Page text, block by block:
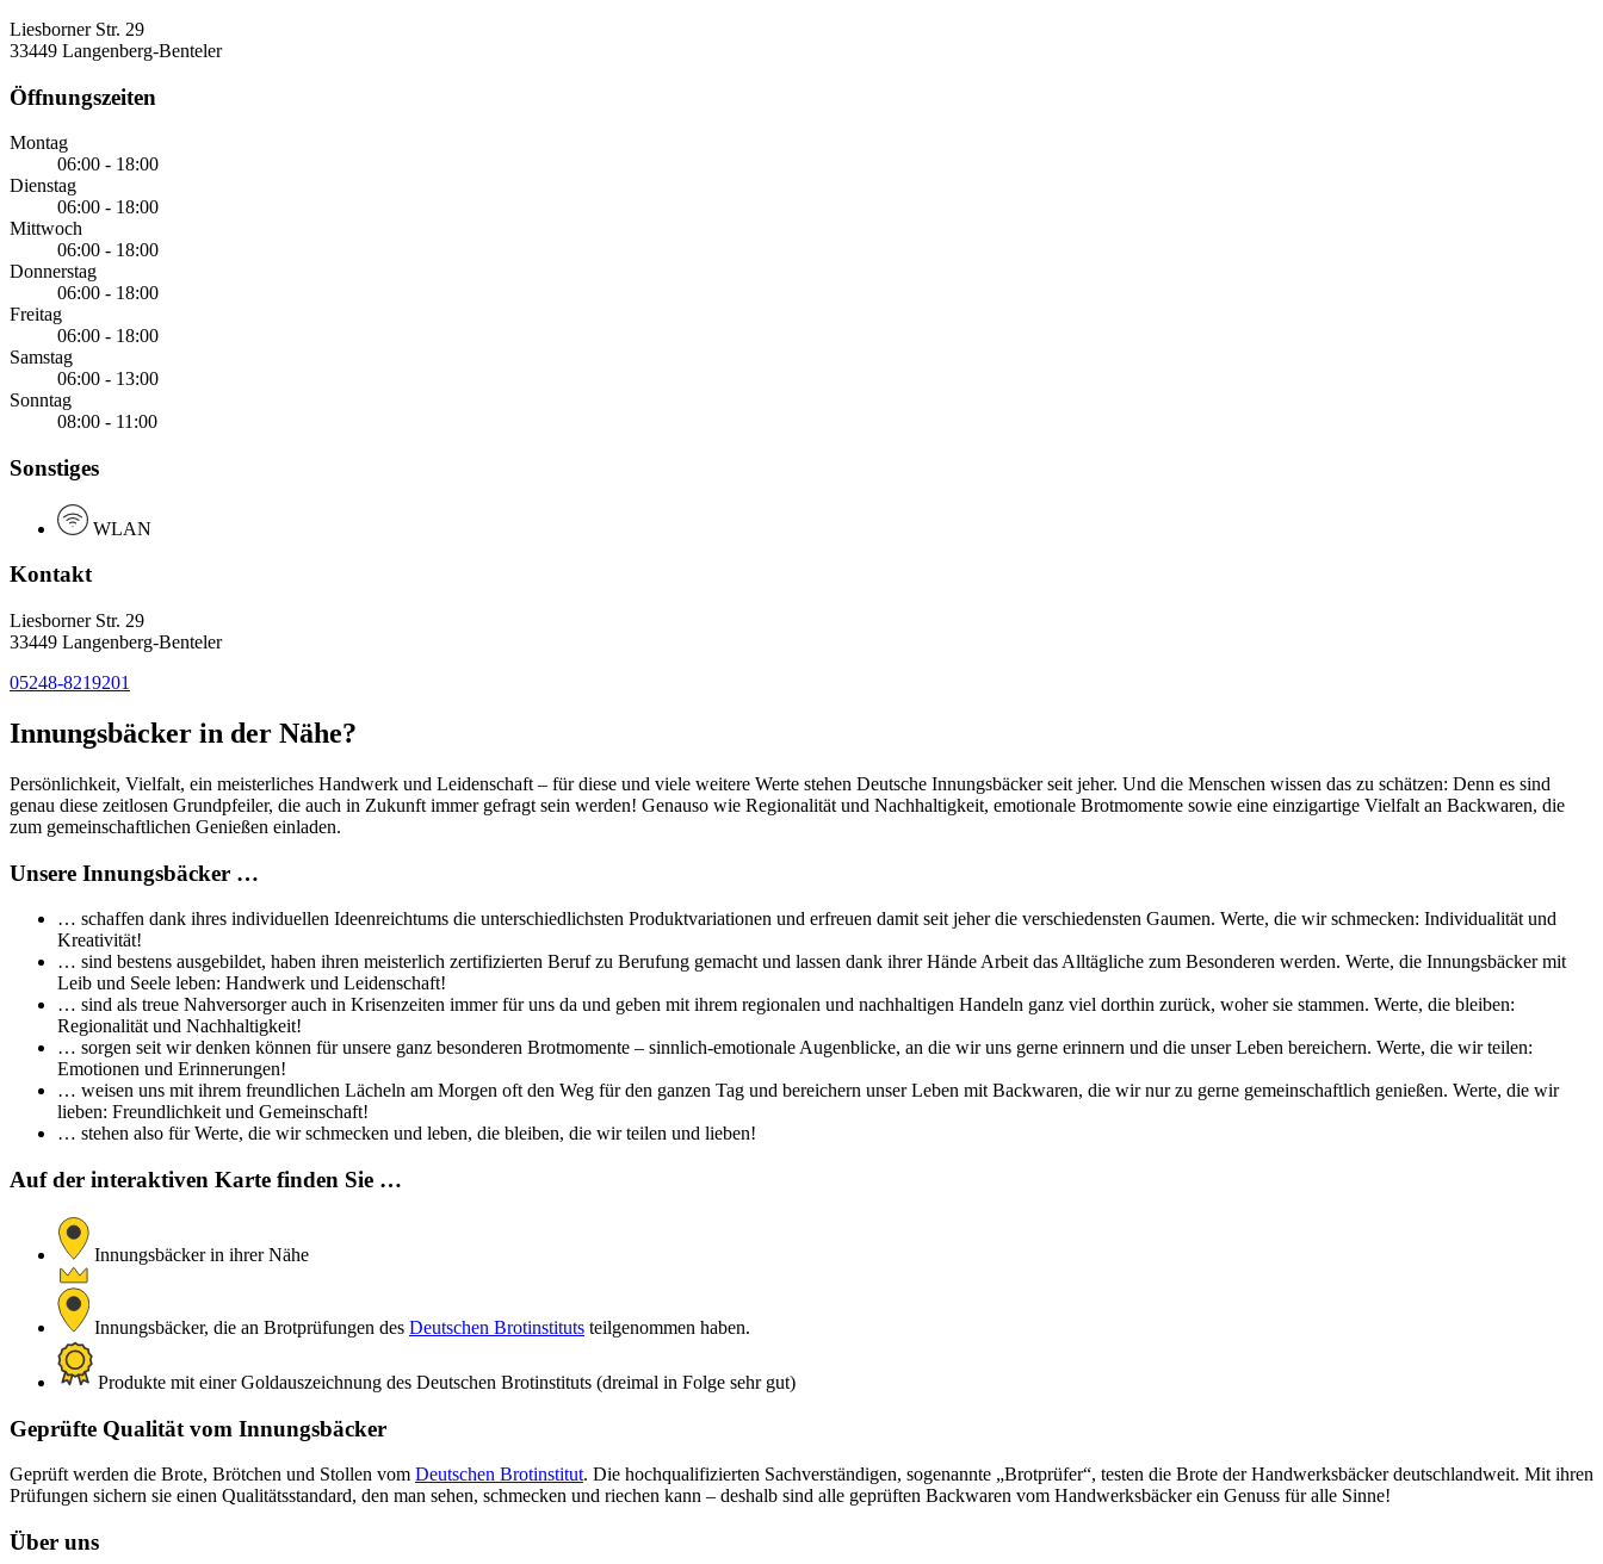
Liesborner Str. 29
33449 Langenberg-Benteler
Öffnungszeiten
Montag
06:00 - 18:00
Dienstag
06:00 - 18:00
Mittwoch
06:00 - 18:00
Donnerstag
06:00 - 18:00
Freitag
06:00 - 18:00
Samstag
06:00 - 13:00
Sonntag
08:00 - 11:00
Sonstiges
WLAN
Kontakt
Liesborner Str. 29
33449 Langenberg-Benteler
05248-8219201
Innungsbäcker in der Nähe?
Persönlichkeit, Vielfalt, ein meisterliches Handwerk und Leidenschaft – für diese und viele weitere Werte stehen Deutsche Innungsbäcker seit jeher. Und die Menschen wissen das zu schätzen: Denn es sind
genau diese zeitlosen Grundpfeiler, die auch in Zukunft immer gefragt sein werden! Genauso wie Regionalität und Nachhaltigkeit, emotionale Brotmomente sowie eine einzigartige Vielfalt an Backwaren, die
zum gemeinschaftlichen Genießen einladen.
Unsere Innungsbäcker …
… schaffen dank ihres individuellen Ideenreichtums die unterschiedlichsten Produktvariationen und erfreuen damit seit jeher die verschiedensten Gaumen. Werte, die wir schmecken: Individualität und
Kreativität!
… sind bestens ausgebildet, haben ihren meisterlich zertifizierten Beruf zu Berufung gemacht und lassen dank ihrer Hände Arbeit das Alltägliche zum Besonderen werden. Werte, die Innungsbäcker mit
Leib und Seele leben: Handwerk und Leidenschaft!
… sind als treue Nahversorger auch in Krisenzeiten immer für uns da und geben mit ihrem regionalen und nachhaltigen Handeln ganz viel dorthin zurück, woher sie stammen. Werte, die bleiben:
Regionalität und Nachhaltigkeit!
… sorgen seit wir denken können für unsere ganz besonderen Brotmomente – sinnlich-emotionale Augenblicke, an die wir uns gerne erinnern und die unser Leben bereichern. Werte, die wir teilen:
Emotionen und Erinnerungen!
… weisen uns mit ihrem freundlichen Lächeln am Morgen oft den Weg für den ganzen Tag und bereichern unser Leben mit Backwaren, die wir nur zu gerne gemeinschaftlich genießen. Werte, die wir
lieben: Freundlichkeit und Gemeinschaft!
… stehen also für Werte, die wir schmecken und leben, die bleiben, die wir teilen und lieben!
Auf der interaktiven Karte finden Sie …
Innungsbäcker in ihrer Nähe
Innungsbäcker, die an Brotprüfungen des Deutschen Brotinstituts teilgenommen haben.
Produkte mit einer Goldauszeichnung des Deutschen Brotinstituts (dreimal in Folge sehr gut)
Geprüfte Qualität vom Innungsbäcker
Geprüft werden die Brote, Brötchen und Stollen vom Deutschen Brotinstitut. Die hochqualifizierten Sachverständigen, sogenannte „Brotprüfer“, testen die Brote der Handwerksbäcker deutschlandweit. Mit ihren
Prüfungen sichern sie einen Qualitätsstandard, den man sehen, schmecken und riechen kann – deshalb sind alle geprüften Backwaren vom Handwerksbäcker ein Genuss für alle Sinne!
Über uns